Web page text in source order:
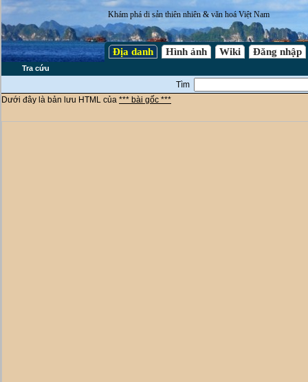
Khám phá di sản thiên nhiên & văn hoá Việt Nam
Địa danh Hình ảnh Wiki Đăng nhập
Tra cứu
Tìm
Dưới đây là bản lưu HTML của *** bài gốc ***